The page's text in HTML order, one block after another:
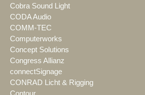
Cobra Sound Light
CODA Audio
COMM-TEC
Computerworks
Concept Solutions
Congress Allianz
connectSignage
CONRAD Licht & Rigging